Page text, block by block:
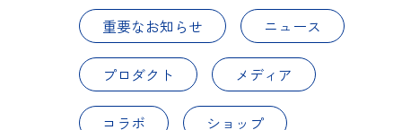
重要なお知らせ ニュース
プロダクト メディア
コラボ ショップ